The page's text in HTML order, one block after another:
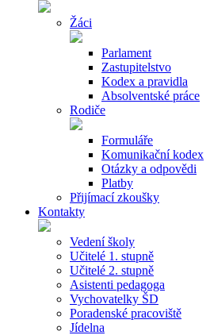
Žáci
Parlament
Zastupitelstvo
Kodex a pravidla
Absolventské práce
Rodiče
Formuláře
Komunikační kodex
Otázky a odpovědi
Platby
Přijímací zkoušky
Kontakty
Vedení školy
Učitelé 1. stupně
Učitelé 2. stupně
Asistenti pedagoga
Vychovatelky ŠD
Poradenské pracoviště
Jídelna